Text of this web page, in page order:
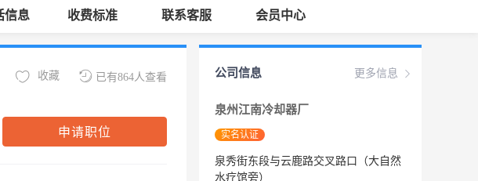
信息 收费标准 联系客服 会员中心
已有864人查看
收藏
申请职位
更多信息
公司信息
泉州江南冷却器厂
实名认证
泉秀街东段与云鹿路交叉路口（大自然
水疗馆旁）